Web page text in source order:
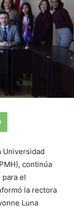
Universidad
continúa
el
la rectora
Luna